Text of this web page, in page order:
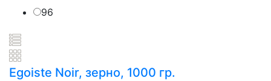
96
Egoiste Noir, зерно, 1000 гр.